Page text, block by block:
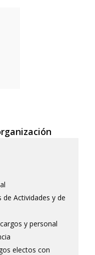
de Actividades y de
y personal
electos con